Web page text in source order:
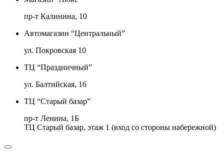
пр-т Калинина, 10
Автомагазин “Центральный”
ул. Покровская 10
ТЦ “Праздничный”
ул. Балтийская, 16
ТЦ “Старый базар”
пр-т Ленина, 1Б
ТЦ Старый базар, этаж 1 (вход со стороны набережной)